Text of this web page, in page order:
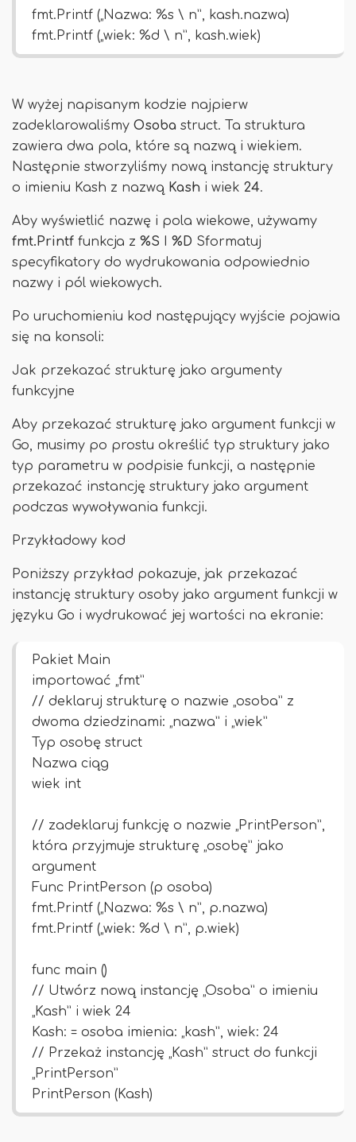
fmt.Printf („Nazwa: %s \ n”, kash.nazwa)
fmt.Printf („wiek: %d \ n”, kash.wiek)
W wyżej napisanym kodzie najpierw
zadeklarowaliśmy Osoba struct. Ta struktura
zawiera dwa pola, które są nazwą i wiekiem.
Następnie stworzyliśmy nową instancję struktury
o imieniu Kash z nazwą Kash i wiek 24.
Aby wyświetlić nazwę i pola wiekowe, używamy
fmt.Printf funkcja z %S I %D Sformatuj
specyfikatory do wydrukowania odpowiednio
nazwy i pól wiekowych.
Po uruchomieniu kod następujący wyjście pojawia
się na konsoli:
Jak przekazać strukturę jako argumenty
funkcyjne
Aby przekazać strukturę jako argument funkcji w
Go, musimy po prostu określić typ struktury jako
typ parametru w podpisie funkcji, a następnie
przekazać instancję struktury jako argument
podczas wywoływania funkcji.
Przykładowy kod
Poniższy przykład pokazuje, jak przekazać
instancję struktury osoby jako argument funkcji w
języku Go i wydrukować jej wartości na ekranie:
Pakiet Main
importować „fmt”
// deklaruj strukturę o nazwie „osoba” z
dwoma dziedzinami: „nazwa” i „wiek”
Typ osobę struct
Nazwa ciąg
wiek int
// zadeklaruj funkcję o nazwie „PrintPerson”,
która przyjmuje strukturę „osobę” jako
argument
Func PrintPerson (p osoba)
fmt.Printf („Nazwa: %s \ n”, p.nazwa)
fmt.Printf („wiek: %d \ n”, p.wiek)
func main ()
// Utwórz nową instancję „Osoba” o imieniu
„Kash” i wiek 24
Kash: = osoba imienia: „kash”, wiek: 24
// Przekaż instancję „Kash” struct do funkcji
„PrintPerson”
PrintPerson (Kash)